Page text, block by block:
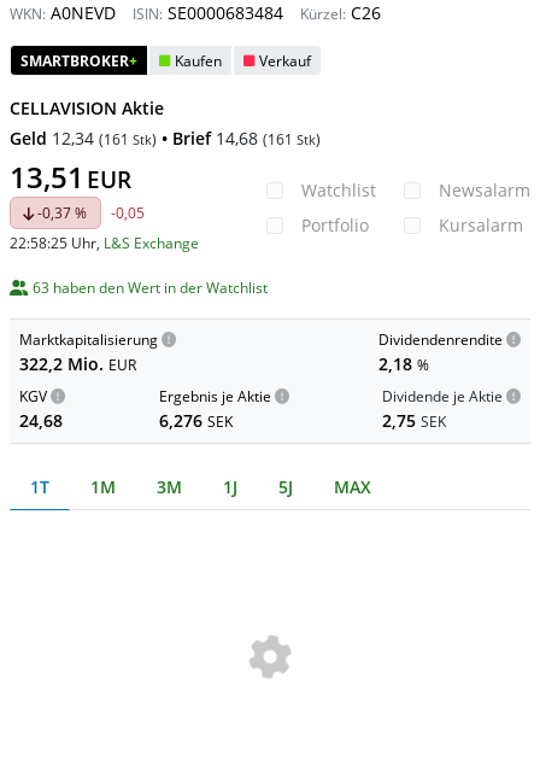
WKN: A0NEVD ISIN: SE0000683484 Kürzel: C26
SMARTBROKER+ Kaufen Verkauf
CELLAVISION Aktie
Geld 12,34 (161 Stk) • Brief 14,68 (161 Stk)
13,51 EUR
-0,37 %
-0,05
22:58:25 Uhr, L&S Exchange
Watchlist
Portfolio
Newsalarm
Kursalarm
63 haben den Wert in der Watchlist
Marktkapitalisierung
322,2 Mio. EUR
Dividendenrendite
2,18 %
KGV
24,68
Ergebnis je Aktie
6,276 SEK
Dividende je Aktie
2,75 SEK
1T 1M 3M 1J 5J MAX